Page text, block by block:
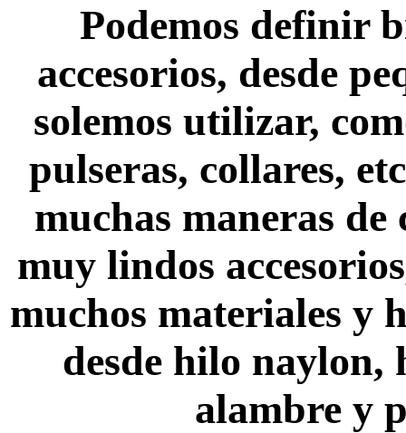
Podemos definir
accesorios, desde
solemos utilizar,
pulseras, collares,
muchas maneras de
muy lindos
muchos materiales y
desde hilo naylon,
alambre y